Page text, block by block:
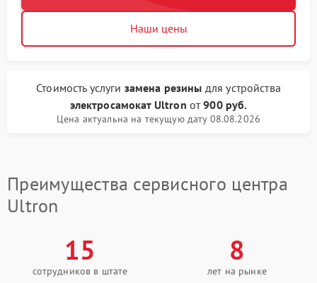
Наши цены
Стоимость услуги замена резины для устройства
электросамокат Ultron от900 руб.
Цена актуальна на текущую дату 08.08.2026
Преимущества сервисного центра
Ultron
15
сотрудников в штате
8
лет на рынке